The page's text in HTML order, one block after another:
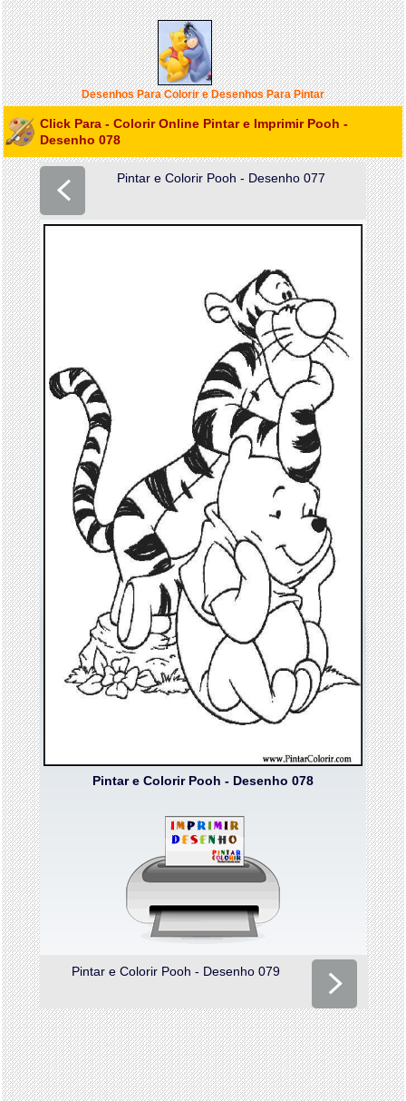
Desenhos Para Colorir e Desenhos Para Pintar
Click Para - Colorir Online Pintar e Imprimir Pooh -
Desenho 078
Pintar e Colorir Pooh - Desenho 077
Pintar e Colorir Pooh - Desenho 078
Pintar e Colorir Pooh - Desenho 079